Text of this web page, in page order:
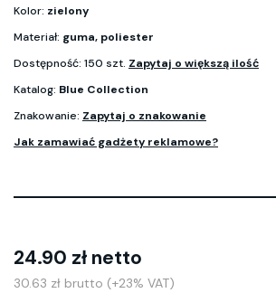
Kolor: zielony
Materiał: guma, poliester
Dostępność: 150 szt. Zapytaj o większą ilość
Katalog: Blue Collection
Znakowanie: Zapytaj o znakowanie
Jak zamawiać gadżety reklamowe?
24.90 zł netto
30.63 zł brutto (+23% VAT)